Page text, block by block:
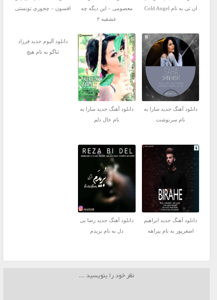
ان تی به نام Cold Angel
معصومی – این دیگه چه
عشقیه ۲
افسون – چجوری تونستی
دانلود آهنگ جدید سارا به
نام سرنوشت
دانلود آهنگ جدید سارا به
نام حال دلم
دانلود آلبوم جدید فرزاد
ثناگو به نام هیچ
دانلود آهنگ جدید ابراهیم
اصغرپور به نام بیراهه
دانلود آهنگ جدید رضا بی
دل به نام بریدم